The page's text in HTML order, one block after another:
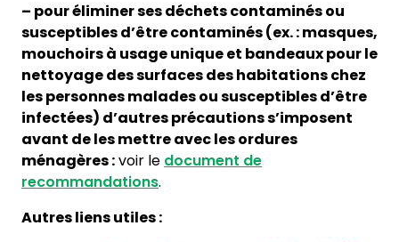
– pour éliminer ses déchets contaminés ou
susceptibles d’être contaminés (ex. : masques,
mouchoirs à usage unique et bandeaux pour le
nettoyage des surfaces des habitations chez
les personnes malades ou susceptibles d’être
infectées) d’autres précautions s’imposent
avant de les mettre avec les ordures
ménagères :voir le document de
recommandations.
Autres liens utiles :